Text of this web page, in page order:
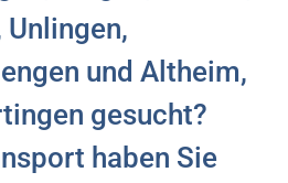
und Altheim,
gesucht?
haben Sie